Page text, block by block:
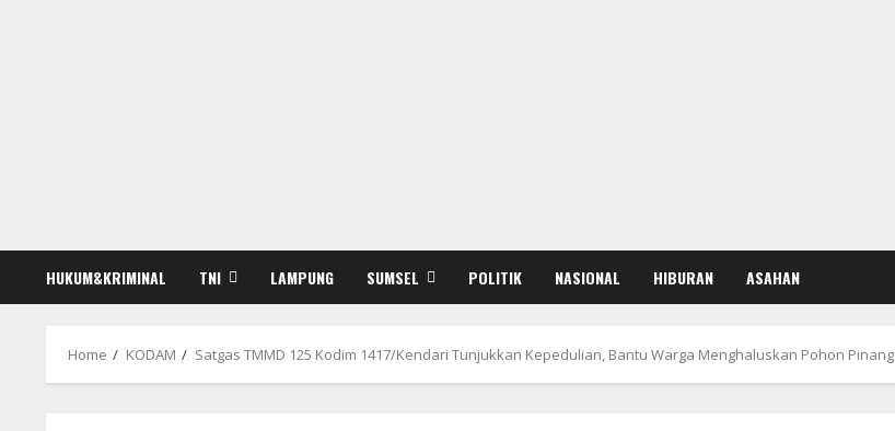
HUKUM&KRIMINAL TNI LAMPUNG SUMSEL POLITIK NASIONAL HIBURAN ASAHAN
Home KODAM Satgas TMMD 125 Kodim 1417/Kendari Tunjukkan Kepedulian, Bantu Warga Menghaluskan Pohon Pinang